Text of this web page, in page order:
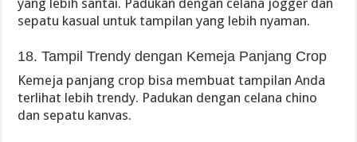
yang lebih santai. Padukan dengan celana jogger dan
sepatu kasual untuk tampilan yang lebih nyaman.
18. Tampil Trendy dengan Kemeja Panjang Crop
Kemeja panjang crop bisa membuat tampilan Anda
terlihat lebih trendy. Padukan dengan celana chino
dan sepatu kanvas.